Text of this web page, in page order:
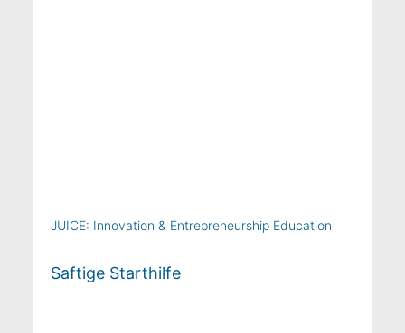
JUICE: Innovation & Entrepreneurship Education
Saftige Starthilfe